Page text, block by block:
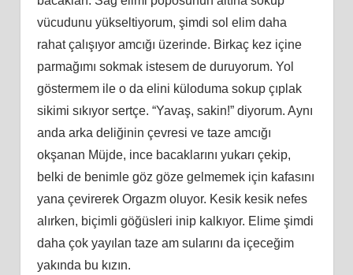
vücudunu yükseltiyorum, şimdi sol elim daha
rahat çalışıyor amcığı üzerinde. Birkaç kez içine
parmağımı sokmak istesem de duruyorum. Yol
göstermem ile o da elini küloduma sokup çıplak
sikimi sıkıyor sertçe. “Yavaş, sakin!” diyorum. Aynı
anda arka deliğinin çevresi ve taze amcığı
okşanan Müjde, ince bacaklarını yukarı çekip,
belki de benimle göz göze gelmemek için kafasını
yana çevirerek Orgazm oluyor. Kesik kesik nefes
alırken, biçimli göğüsleri inip kalkıyor. Elime şimdi
daha çok yayılan taze am sularını da içeceğim
yakında bu kızın.